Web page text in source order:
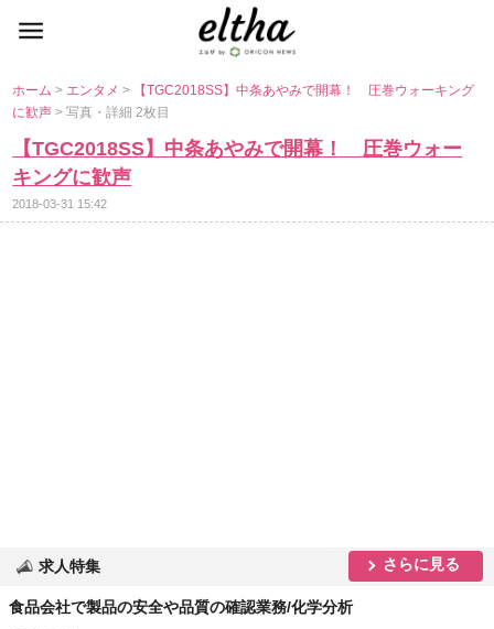
ホーム> エンタメ>
【TGC2018SS】中条あやみで開幕！ 圧巻ウォーキング
に歓声> 写真・詳細 2枚目
【TGC2018SS】中条あやみで開幕！ 圧巻ウォー
キングに歓声
2018-03-31 15:42
求人特集 さらに見る
食品会社で製品の安全や品質の確認業務/化学分析